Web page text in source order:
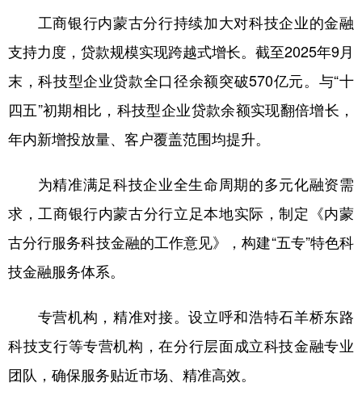
学术中国 乡村振兴 溯源中国
彩票 娱乐 时尚 悦读
公益 一带一路 亚太网
地方频道
北京
浙江 安徽 福建 江西
山东 河南 湖北
工商银行内蒙古分行持续加大对科技企业的金融
支持力度，贷款规模实现跨越式增长。截至2025年9月
末，科技型企业贷款全口径余额突破570亿元。与“十
四五”初期相比，科技型企业贷款余额实现翻倍增长，
年内新增投放量、客户覆盖范围均提升。
为精准满足科技企业全生命周期的多元化融资需
求，工商银行内蒙古分行立足本地实际，制定《内蒙
古分行服务科技金融的工作意见》，构建“五专”特色科
技金融服务体系。
专营机构，精准对接。设立呼和浩特石羊桥东路
科技支行等专营机构，在分行层面成立科技金融专业
团队，确保服务贴近市场、精准高效。